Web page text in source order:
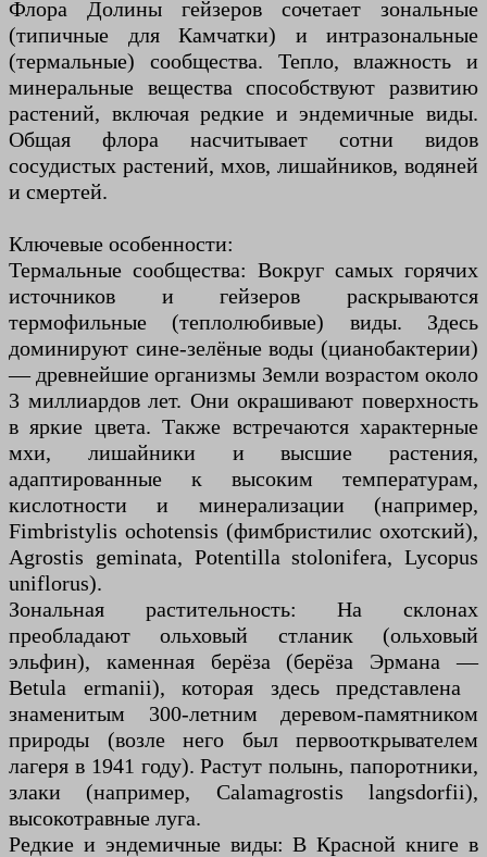
Флора Долины гейзеров сочетает зональные
(типичные для Камчатки) и интразональные
(термальные) сообщества. Тепло, влажность и
минеральные вещества способствуют развитию
растений, включая редкие и эндемичные виды.
Общая флора насчитывает сотни видов
сосудистых растений, мхов, лишайников, водяней
и смертей.
Ключевые особенности:
Термальные сообщества: Вокруг самых горячих
источников и гейзеров раскрываются
термофильные (теплолюбивые) виды. Здесь
доминируют сине-зелёные воды (цианобактерии)
— древнейшие организмы Земли возрастом около
3 миллиардов лет. Они окрашивают поверхность
в яркие цвета. Также встречаются характерные
мхи, лишайники и высшие растения,
адаптированные к высоким температурам,
кислотности и минерализации (например,
Fimbristylis ochotensis (фимбристилис охотский),
Agrostis geminata, Potentilla stolonifera, Lycopus
uniflorus).
Зональная растительность: На склонах
преобладают ольховый стланик (ольховый
эльфин), каменная берёза (берёза Эрмана —
Betula ermanii), которая здесь представлена ​​
знаменитым 300-летним деревом-памятником
природы (возле него был первооткрывателем
лагеря в 1941 году). Растут полынь, папоротники,
злаки (например, Calamagrostis langsdorfii),
высокотравные луга.
Редкие и эндемичные виды: В Красной книге в